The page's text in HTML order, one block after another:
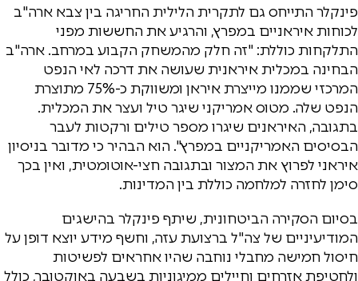
פינקלר התייחס גם לתקרית הלילית החריגה בין צבא ארה"ב
לכוחות איראניים במפרץ, והרגיע את החששות מפני
התלקחות כוללת: "זה חלק מהמשחק הקבוע במרחב. ארה"ב
הבחינה במכלית איראנית שעושה את דרכה לאי הנפט
המרכזי שממנו מייצרת איראן ומשווקת כ-75% מתוצרת
הנפט שלה. מטוס אמריקני שיגר טיל ועצר את המכלית.
בתגובה, האיראנים שיגרו מספר טילים ורקטות לעבר
הבסיסים האמריקניים במפרץ". הוא הבהיר כי מדובר בניסיון
איראני לפרוץ את המצור ובתגובה חצי-אוטומטית, ואין בכך
סימן לחזרה למלחמה כוללת בין המדינות.
בסיום הסקירה הביטחונית, שיתף פינקלר בהישגים
המודיעיניים של צה"ל ברצועת עזה, וחשף מידע יוצא דופן על
חיסול חמישה מחבלי נוחבה שהיו אחראים לפשיטות
ולחטיפת אזרחים וחיילים ממיגוניות בשבעה באוקטובר, כולל